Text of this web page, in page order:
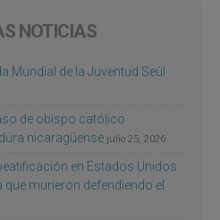
NOTICIAS
Mundial de la Juventud Seúl
de obispo católico
nicaragüense julio 25, 2026
en Estados Unidos
murieron defendiendo el